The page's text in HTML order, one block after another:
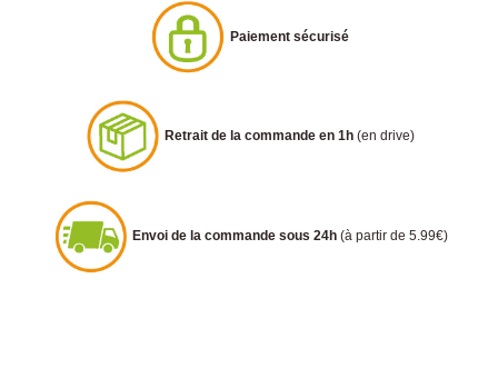
Paiement sécurisé
Retrait de la commande en 1h (en drive)
Envoi de la commande sous 24h (à partir de 5.99€)